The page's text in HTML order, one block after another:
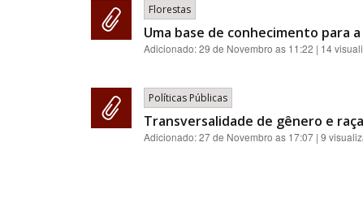
Florestas
Uma base de conhecimento para
Adicionado:29 de Novembro as 11:22 | 14
Políticas Públicas
Transversalidade de gênero e
Adicionado:27 de Novembro as 17:07 | 9